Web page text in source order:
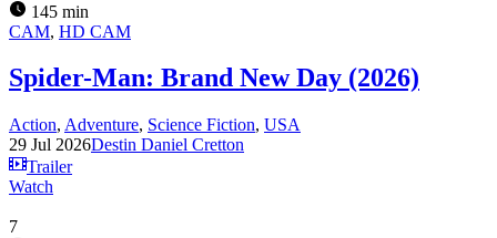
145 min
CAM, HD CAM
Spider-Man: Brand New Day (2026)
Action, Adventure, Science Fiction, USA
29 Jul 2026Destin Daniel Cretton
Trailer
Watch
7